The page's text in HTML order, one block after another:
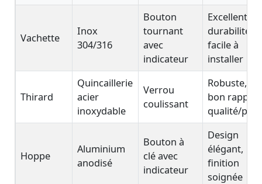
Vachette
Inox
304/316
Bouton
tournant
avec
indicateur
Excellente
durabilité,
facile à
installer
Thirard
Quincaillerie
acier
inoxydable
Verrou
coulissant
Robuste,
bon rapport
qualité/prix
Hoppe
Aluminium
anodisé
Bouton à
clé avec
indicateur
Design
élégant,
finition
soignée